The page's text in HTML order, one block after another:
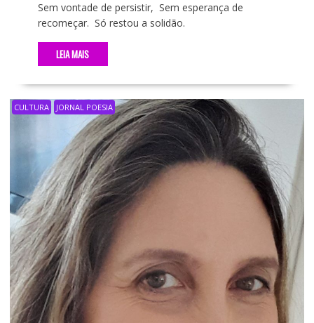
Sem vontade de persistir, Sem esperança de
recomeçar. Só restou a solidão.
LEIA MAIS
CULTURA JORNAL POESIA